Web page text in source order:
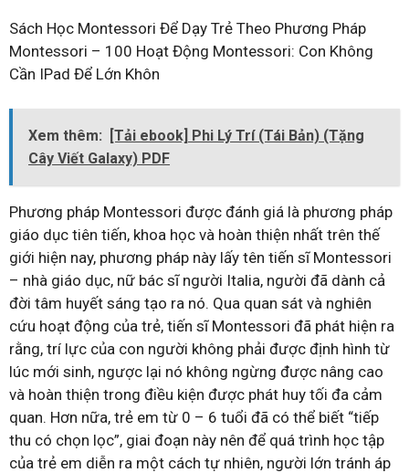
Sách Học Montessori Để Dạy Trẻ Theo Phương Pháp
Montessori – 100 Hoạt Động Montessori: Con Không
Cần IPad Để Lớn Khôn
Xem thêm:
[Tải ebook] Phi Lý Trí (Tái Bản) (Tặng
Cây Viết Galaxy) PDF
Phương pháp Montessori được đánh giá là phương pháp
giáo dục tiên tiến, khoa học và hoàn thiện nhất trên thế
giới hiện nay, phương pháp này lấy tên tiến sĩ Montessori
– nhà giáo dục, nữ bác sĩ người Italia, người đã dành cả
đời tâm huyết sáng tạo ra nó. Qua quan sát và nghiên
cứu hoạt động của trẻ, tiến sĩ Montessori đã phát hiện ra
rằng, trí lực của con người không phải được định hình từ
lúc mới sinh, ngược lại nó không ngừng được nâng cao
và hoàn thiện trong điều kiện được phát huy tối đa cảm
quan. Hơn nữa, trẻ em từ 0 – 6 tuổi đã có thể biết “tiếp
thu có chọn lọc”, giai đoạn này nên để quá trình học tập
của trẻ em diễn ra một cách tự nhiên, người lớn tránh áp